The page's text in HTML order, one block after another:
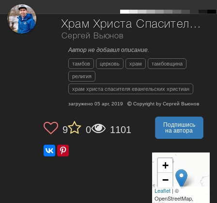
Храм Христа Спасителя Евангельских Христиан г. Тамбов.
Сергей Вьюнов
Автор не добавил описание.
тамбов церковь храм тамбовщина
религия
храм христа спасителя евангельских христиан
загружено 05 apr, 2019 Copyright by Сергей Вьюнов
9 0 1101
Подпишись
на автора
+
−
Leaflet| ©
OpenStreetMap,